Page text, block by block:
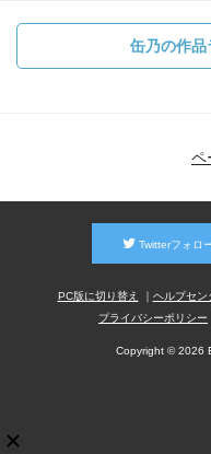
缶乃の作品
ペ
Twitterフォロ
PC版に切り替え ヘルプセン
プライバシーポリシー
Copyright © 2026